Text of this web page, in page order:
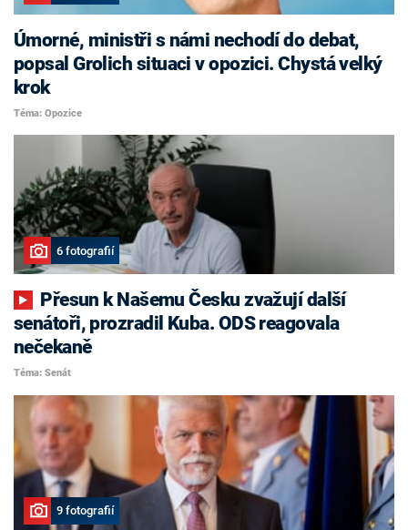
Úmorné, ministři s námi nechodí do debat,
popsal Grolich situaci v opozici. Chystá velký
krok
Téma: Opozice
6 fotografií
senátoři, prozradil Kuba. ODS reagovala
nečekaně
Téma: Senát
9 fotografií